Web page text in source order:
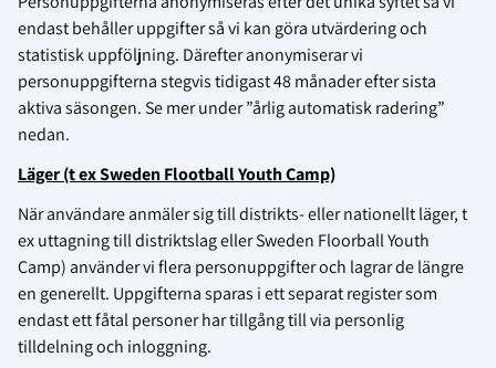
endast behåller uppgifter så vi kan göra utvärdering och
statistisk uppföljning. Därefter anonymiserar vi
personuppgifterna stegvis tidigast 48 månader efter sista
aktiva säsongen. Se mer under ”årlig automatisk radering”
nedan.
Läger (t ex Sweden Flootball Youth Camp)
När användare anmäler sig till distrikts- eller nationellt läger, t
ex uttagning till distriktslag eller Sweden Floorball Youth
Camp) använder vi flera personuppgifter och lagrar de längre
en generellt. Uppgifterna sparas i ett separat register som
endast ett fåtal personer har tillgång till via personlig
tilldelning och inloggning.